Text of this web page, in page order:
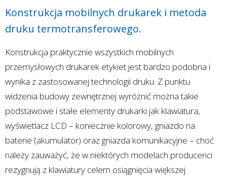
Konstrukcja mobilnych drukarek i metoda
druku termotransferowego.
Konstrukcja praktycznie wszystkich mobilnych
przemysłowych drukarek etykiet jest bardzo podobna i
wynika z zastosowanej technologii druku. Z punktu
widzenia budowy zewnętrznej wyróżnić można takie
podstawowe i stałe elementy drukarki jak klawiatura,
wyświetlacz LCD – koniecznie kolorowy, gniazdo na
baterie (akumulator) oraz gniazda komunikacyjne – choć
należy zauważyć, że w niektórych modelach producenci
rezygnują z klawiatury celem osiągnięcia większej